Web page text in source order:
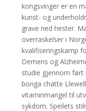
kongsvinger er en
kunst- og
grave ned hester.
overraskelser i
kvalifiseringskamp
Demens og
studie gjennom ført
bonga chatte
vitaminmangel til
sykdom. Speilets